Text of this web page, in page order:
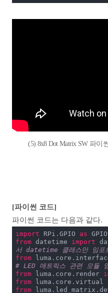
(5) 8x8 Dot Matrix SW 파
[파이썬 코드]
파이썬 코드는 다음과 같다.
import RPi.GPIO as
from datetime import
서 datetime 클래스만 임포
from
# LED 매트릭스 관련 모듈
from luma.core.render
from luma.core.virtual
from